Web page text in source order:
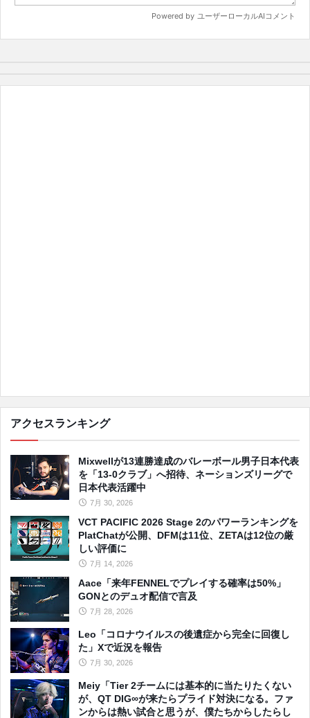
アクセスランキング
Mixwellが13連勝達成のバレーボール男子日本代表
を「13-0クラブ」へ招待、ネーションズリーグで
日本代表活躍中
7月 30, 2026
VCT PACIFIC 2026 Stage 2のパワーランキングを
PlatChatが公開、DFMは11位、ZETAは12位の厳
しい評価に
7月 14, 2026
Aace「来年FENNELでプレイする確率は50%」
GONとのデュオ配信で言及
7月 28, 2026
Leo「コロナウイルスの後遺症から完全に回復し
た」Xで近況を報告
7月 30, 2026
Meiy「Tier 2チームには基本的に当たりたくない
が、QT DIG∞が来たらプライド対決になる。ファ
ンからは熱い試合と思うが、僕たちからしたらし